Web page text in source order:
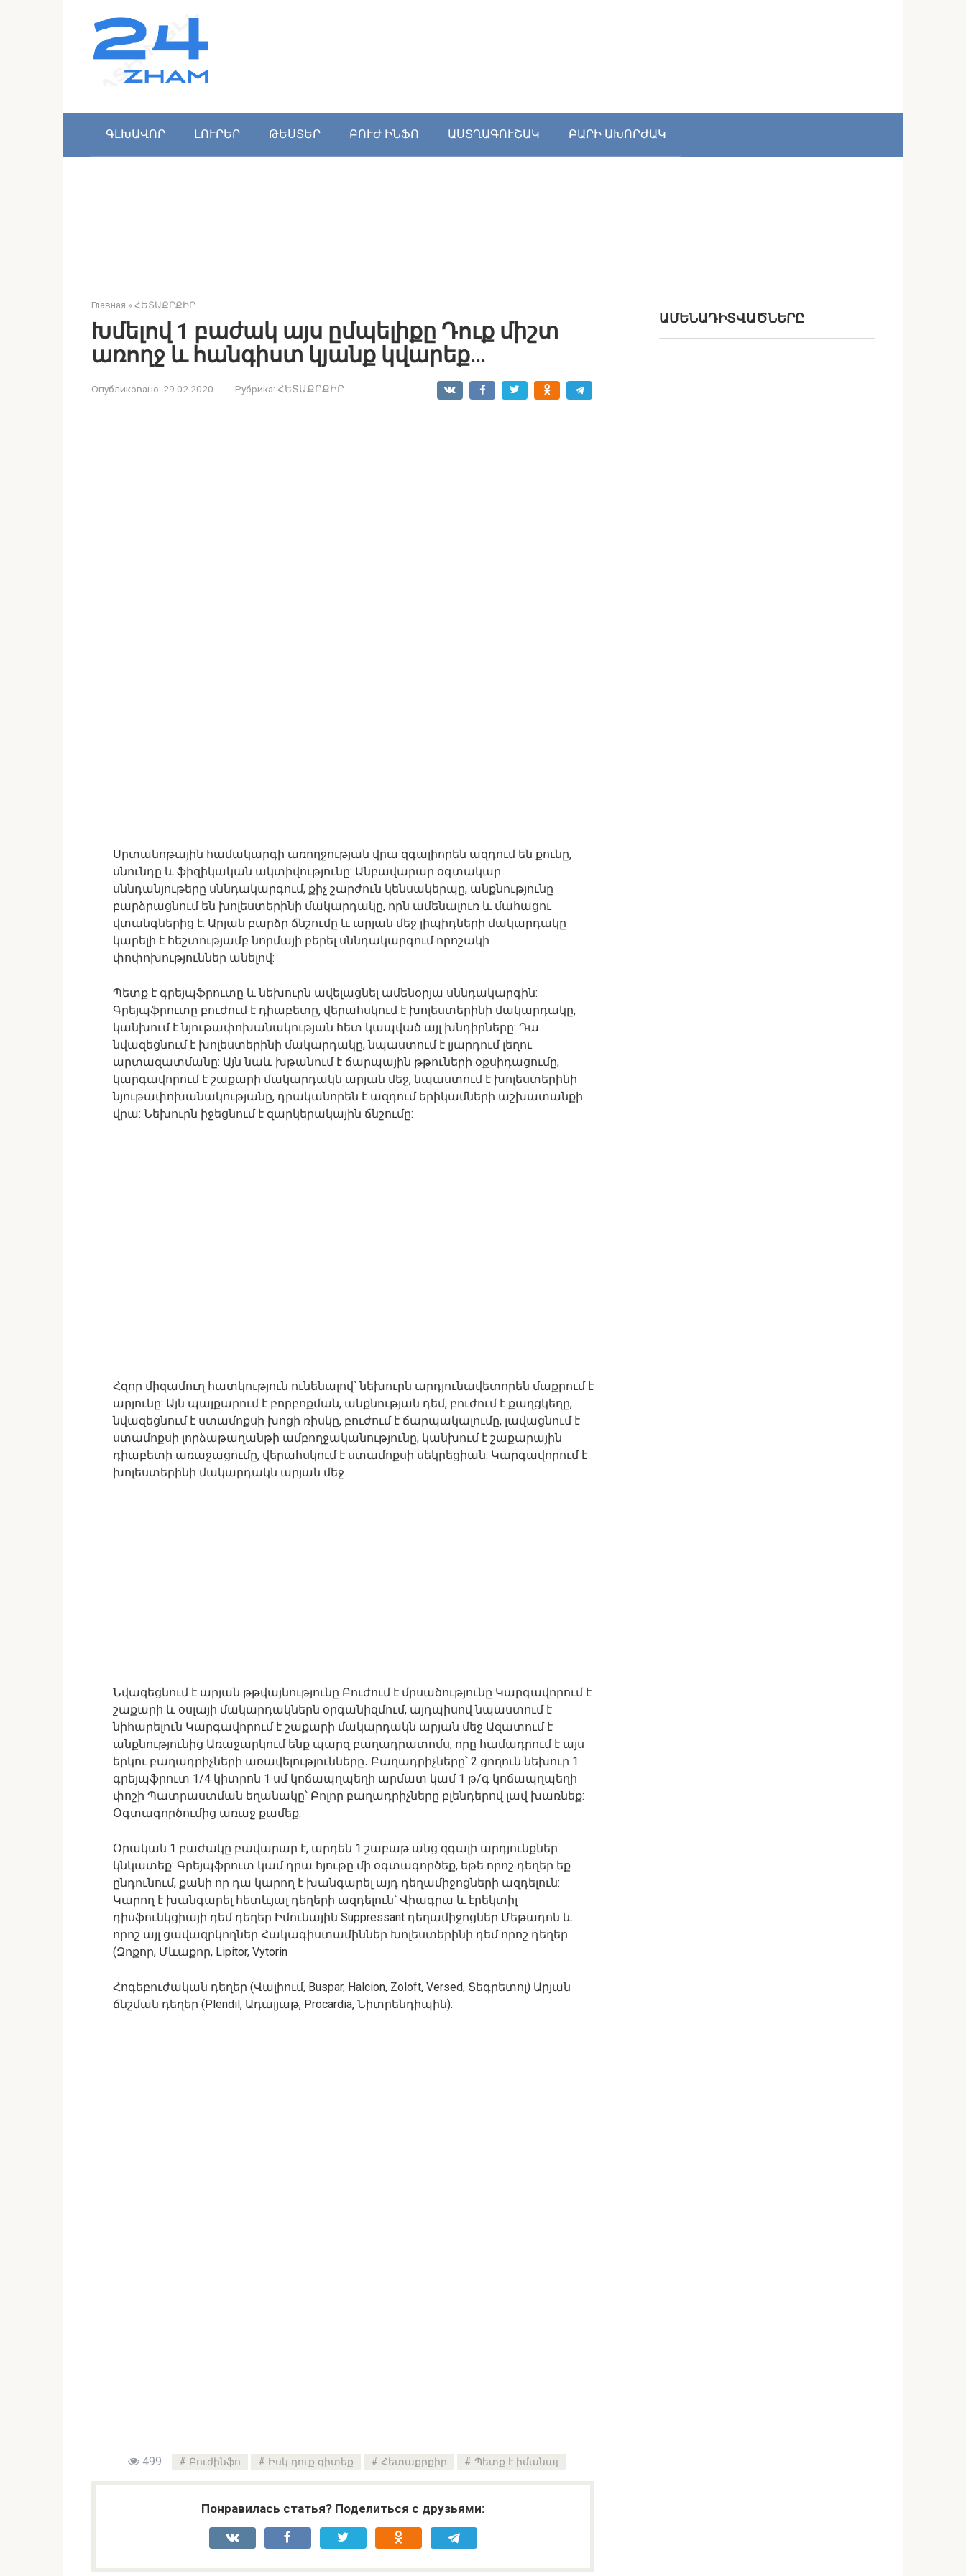
ԳԼԽԱՎՈՐ ԼՈՒՐԵՐ ԹԵՍՏԵՐ ԲՈՒԺ ԻՆՖՈ ԱՍՏՂԱԳՈՒՇԱԿ ԲԱՐԻ ԱԽՈՐԺԱԿ
Главная » ՀԵՏԱՔՐՔԻՐ
Խմելով 1 բաժակ այս ըմպելիքը Դուք միշտ
առողջ և հանգիստ կյանք կվարեք…
Опубликовано: 29.02.2020 Рубрика: ՀԵՏԱՔՐՔԻՐ
Սրտանոթային համակարգի առողջության վրա զգալիորեն ազդում են քունը,
սնունդը և ֆիզիկական ակտիվությունը: Անբավարար օգտակար
սննդանյութերը սննդակարգում, քիչ շարժուն կենսակերպը, անքնությունը
բարձրացնում են խոլեստերինի մակարդակը, որն ամենալուռ և մահացու
վտանգներից է: Արյան բարձր ճնշումը և արյան մեջ լիպիդների մակարդակը
կարելի է հեշտությամբ նորմայի բերել սննդակարգում որոշակի
փոփոխություններ անելով:
Պետք է գրեյպֆրուտը և նեխուրն ավելացնել ամենօրյա սննդակարգին:
Գրեյպֆրուտը բուժում է դիաբետը, վերահսկում է խոլեստերինի մակարդակը,
կանխում է նյութափոխանակության հետ կապված այլ խնդիրները: Դա
նվազեցնում է խոլեստերինի մակարդակը, նպաստում է լյարդում լեղու
արտազատմանը: Այն նաև խթանում է ճարպային թթուների օքսիդացումը,
կարգավորում է շաքարի մակարդակն արյան մեջ, նպաստում է խոլեստերինի
նյութափոխանակությանը, դրականորեն է ազդում երիկամների աշխատանքի
վրա: Նեխուրն իջեցնում է զարկերակային ճնշումը:
Հզոր միզամուղ հատկություն ունենալով՝ նեխուրն արդյունավետորեն մաքրում է
արյունը: Այն պայքարում է բորբոքման, անքնության դեմ, բուժում է քաղցկեղը,
նվազեցնում է ստամոքսի խոցի ռիսկը, բուժում է ճարպակալումը, լավացնում է
ստամոքսի լորձաթաղանթի ամբողջականությունը, կանխում է շաքարային
դիաբետի առաջացումը, վերահսկում է ստամոքսի սեկրեցիան: Կարգավորում է
խոլեստերինի մակարդակն արյան մեջ.
Նվազեցնում է արյան թթվայնությունը Բուժում է մրսածությունը Կարգավորում է
շաքարի և օսլայի մակարդակներն օրգանիզմում, այդպիսով նպաստում է
նիհարելուն Կարգավորում է շաքարի մակարդակն արյան մեջ Ազատում է
անքնությունից Առաջարկում ենք պարզ բաղադրատոմս, որը համադրում է այս
երկու բաղադրիչների առավելությունները․ Բաղադրիչները՝ 2 ցողուն նեխուր 1
գրեյպֆրուտ 1/4 կիտրոն 1 սմ կոճապղպեղի արմատ կամ 1 թ/գ կոճապղպեղի
փոշի Պատրաստման եղանակը՝ Բոլոր բաղադրիչները բլենդերով լավ խառնեք:
Օգտագործումից առաջ քամեք:
Օրական 1 բաժակը բավարար է, արդեն 1 շաբաթ անց զգալի արդյունքներ
կնկատեք: Գրեյպֆրուտ կամ դրա հյութը մի օգտագործեք, եթե որոշ դեղեր եք
ընդունում, քանի որ դա կարող է խանգարել այդ դեղամիջոցների ազդելուն:
Կարող է խանգարել հետևյալ դեղերի ազդելուն՝ Վիագրա և էրեկտիլ
դիսֆունկցիայի դեմ դեղեր Իմունային Suppressant դեղամիջոցներ Մեթադոն և
որոշ այլ ցավազրկողներ Հակագիստամիններ Խոլեստերինի դեմ որոշ դեղեր
(Զոքոր, Մևաքոր, Lipitor, Vytorin
Հոգեբուժական դեղեր (Վալիում, Buspar, Halcion, Zoloft, Versed, Տեգրետոլ) Արյան
ճնշման դեղեր (Plendil, Ադալյաթ, Procardia, Նիտրենդիպին):
499 Բուժինֆո Իսկ դուք գիտեք Հետաքրքիր Պետք է իմանալ
Понравилась статья? Поделиться с друзьями:
ԱՄԵՆԱԴԻՏՎԱԾՆԵՐԸ